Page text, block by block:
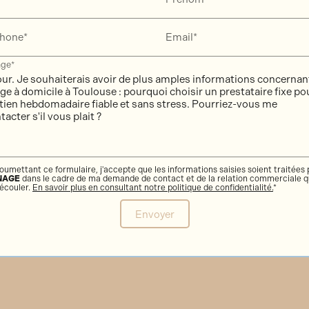
Email*
ce formulaire, j'accepte que les informations saisies soient traitées
dans le cadre de ma demande de contact et de la relation commerciale
En savoir plus en consultant notre politique de confidentialité.*